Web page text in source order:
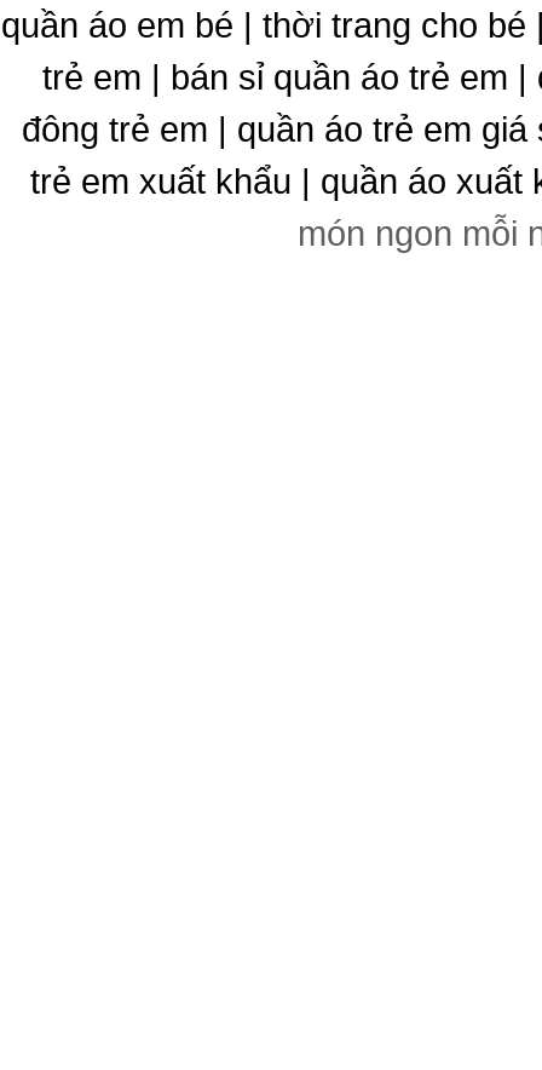
quần áo em bé | thời trang cho
trẻ em | bán sỉ quần áo trẻ em
đông trẻ em | quần áo trẻ em
trẻ em xuất khẩu | quần áo xuất
món ngon mỗi